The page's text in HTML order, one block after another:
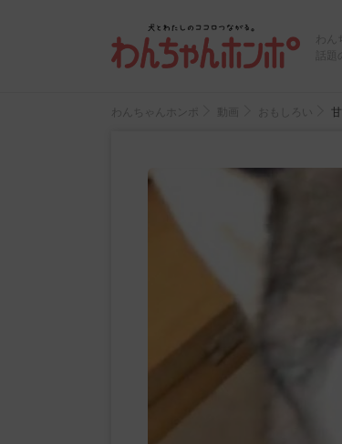
わ
話
わんちゃんホンポ おもしろい